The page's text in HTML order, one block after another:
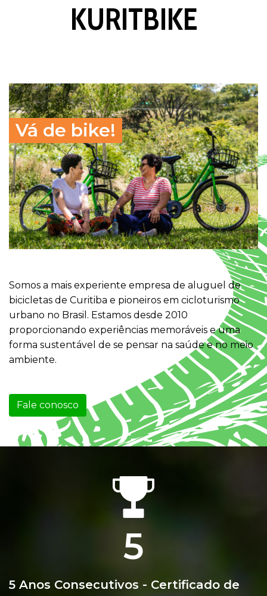
KURITBIKE
Vá de bike!
Somos a mais experiente empresa de aluguel de
bicicletas de Curitiba e pioneiros em cicloturismo
urbano no Brasil. Estamos desde 2010
proporcionando experiências memoráveis e uma
forma sustentável de se pensar na saúde e no meio
ambiente.
Fale conosco
5
5 Anos Consecutivos - Certificado de